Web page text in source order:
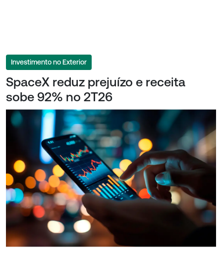
Investimento no Exterior
SpaceX reduz prejuízo e receita
sobe 92% no 2T26